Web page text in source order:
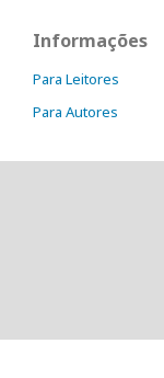
Informações
Para Leitores
Para Autores